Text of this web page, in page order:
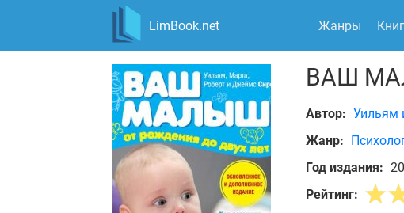
LimBook.net Жанры
ВАШ
Автор: Уильям
Жанр:
Год издания:
Рейтинг: